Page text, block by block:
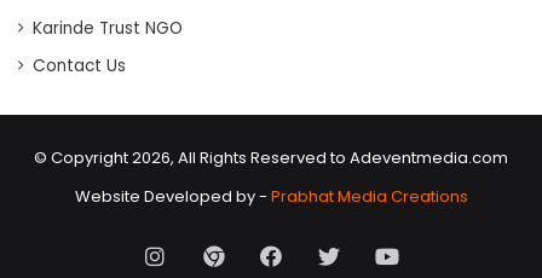
Karinde Trust NGO
Contact Us
© Copyright 2026, All Rights Reserved to Adeventmedia.com
Website Developed by - Prabhat Media Creations
Instagram
AD Facebook
X Youtube